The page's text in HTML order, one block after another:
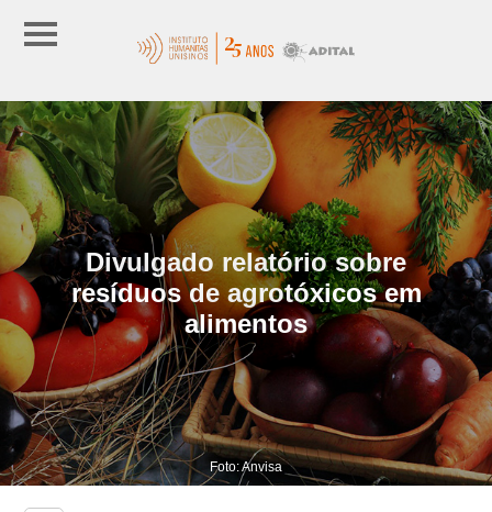
Divulgado relatório sobre
resíduos de agrotóxicos em
alimentos
Foto: Anvisa